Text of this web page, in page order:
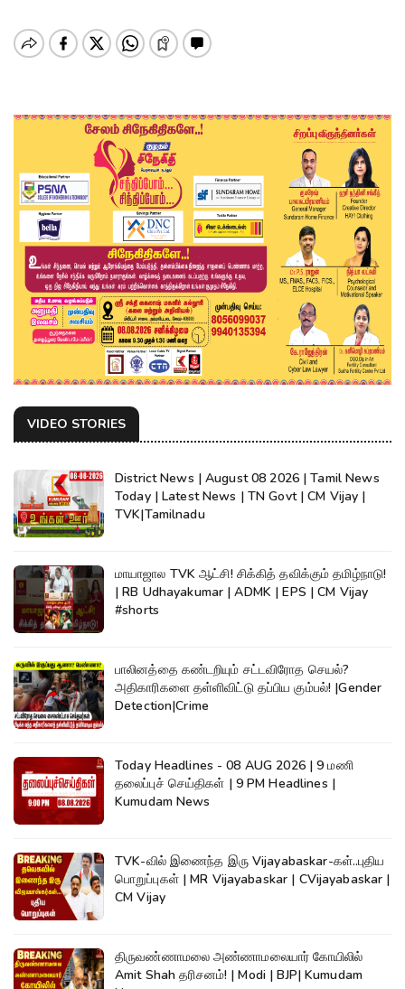
VIDEO STORIES
District News | August 08 2026 | Tamil News
Today | Latest News | TN Govt | CM Vijay |
TVK|Tamilnadu
மாயாஜால TVK ஆட்சி! சிக்கித் தவிக்கும் தமிழ்நாடு!
| RB Udhayakumar | ADMK | EPS | CM Vijay
#shorts
பாலினத்தை கண்டறியும் சட்டவிரோத செயல்?
அதிகாரிகளை தள்ளிவிட்டு தப்பிய கும்பல்! |Gender
Detection|Crime
Today Headlines - 08 AUG 2026 | 9 மணி
தலைப்புச் செய்திகள் | 9 PM Headlines |
Kumudam News
TVK-வில் இணைந்த இரு Vijayabaskar-கள்..புதிய
பொறுப்புகள் | MR Vijayabaskar | CVijayabaskar |
CM Vijay
திருவண்ணாமலை அண்ணாமலையார் கோயிலில்
Amit Shah தரிசனம்! | Modi | BJP| Kumudam